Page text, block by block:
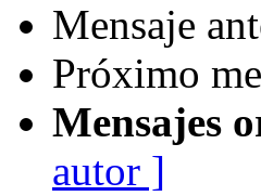
Mensaje
Próximo
Mensajes
autor ]